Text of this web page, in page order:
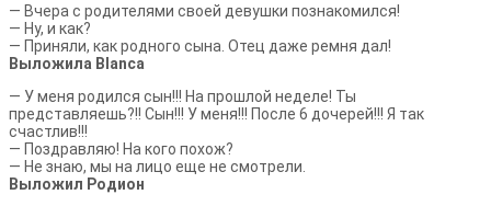
— Вчера с родителями своей девушки познакомился!
— Ну, и как?
— Приняли, как родного сына. Отец даже ремня дал!
Выложила Blanca
— У меня родился сын!!! На прошлой неделе! Ты
представляешь?!! Сын!!! У меня!!! После 6 дочерей!!! Я так
счастлив!!!
— Поздравляю! На кого похож?
— Не знаю, мы на лицо еще не смотрели.
Выложил Родион